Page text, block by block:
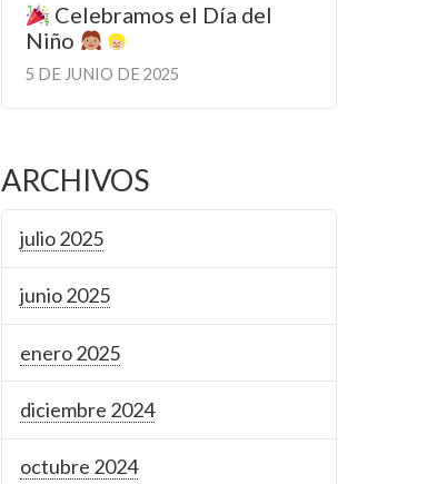
Celebramos el Día del
Niño
5 DE JUNIO DE 2025
ARCHIVOS
julio 2025
junio 2025
enero 2025
diciembre 2024
octubre 2024